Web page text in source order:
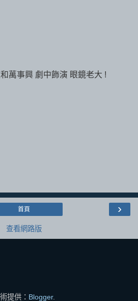
萬事興 劇中飾演 眼鏡老大 !
›
首頁
查看網路版
提供： Blogger.